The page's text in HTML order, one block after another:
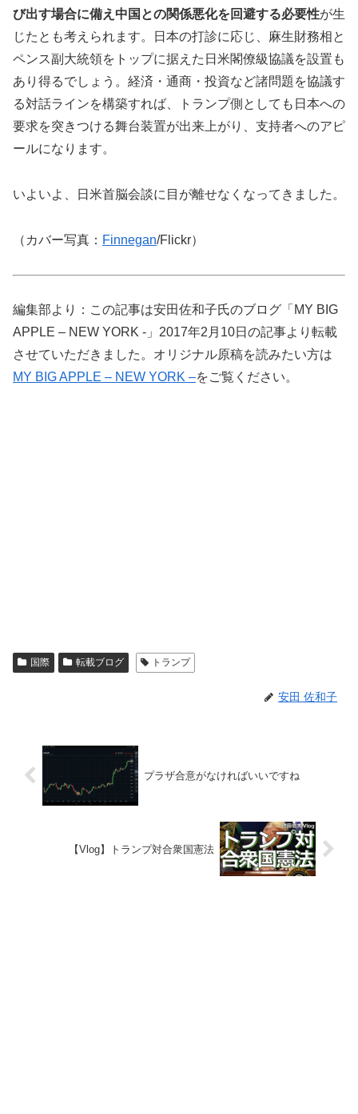
び出す場合に備え中国との関係悪化を回避する必要性が生
じたとも考えられます。日本の打診に応じ、麻生財務相と
ペンス副大統領をトップに据えた日米閣僚級協議を設置も
あり得るでしょう。経済・通商・投資など諸問題を協議す
る対話ラインを構築すれば、トランプ側としても日本への
要求を突きつける舞台装置が出来上がり、支持者へのアピ
ールになります。
いよいよ、日米首脳会談に目が離せなくなってきました。
（カバー写真： Finnegan/Flickr）
編集部より：この記事は安田佐和子氏のブログ「MY BIG
APPLE – NEW YORK -」2017年2月10日の記事より転載
させていただきました。オリジナル原稿を読みたい方は
MY BIG APPLE – NEW YORK –をご覧ください。
国際 転載ブログ トランプ
安田 佐和子
プラザ合意がなければいいですね
【Vlog】トランプ対合衆国憲法